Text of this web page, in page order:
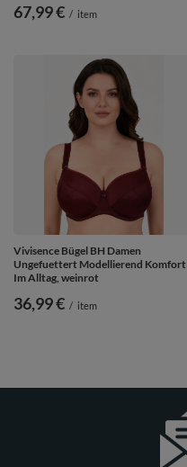
67,99 € / item
Vivisence Bügel BH Damen
Ungefuettert Modellierend Komfort
Im Alltag, weinrot
36,99 € / item